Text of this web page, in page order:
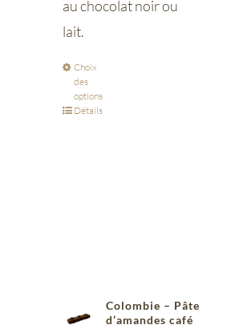
au chocolat noir ou
lait.
Choix
des
options
Détails
Colombie – Pâte
d’amandes café